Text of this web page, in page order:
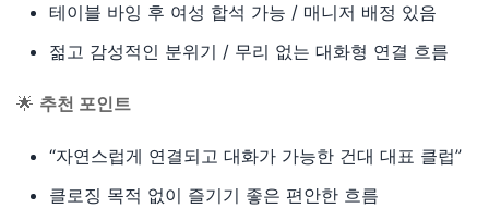
테이블 바잉 후 여성 합석 가능 / 매니저 배정 있음
젊고 감성적인 분위기 / 무리 없는 대화형 연결 흐름
🌟 추천 포인트
“자연스럽게 연결되고 대화가 가능한 건대 대표 클럽”
클로징 목적 없이 즐기기 좋은 편안한 흐름